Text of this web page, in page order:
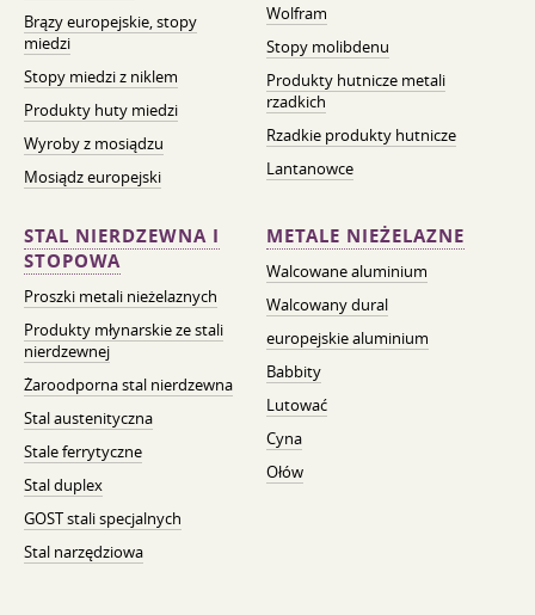
Brązy europejskie, stopy
miedzi
Stopy miedzi z niklem
Produkty huty miedzi
Wyroby z mosiądzu
Mosiądz europejski
Wolfram
Stopy molibdenu
Produkty hutnicze metali
rzadkich
Rzadkie produkty hutnicze
Lantanowce
STAL NIERDZEWNA I
STOPOWA
Proszki metali nieżelaznych
Produkty młynarskie ze stali
nierdzewnej
Żaroodporna stal nierdzewna
Stal austenityczna
Stale ferrytyczne
Stal duplex
GOST stali specjalnych
Stal narzędziowa
METALE NIEŻELAZNE
Walcowane aluminium
Walcowany dural
europejskie aluminium
Babbity
Lutować
Cyna
Ołów